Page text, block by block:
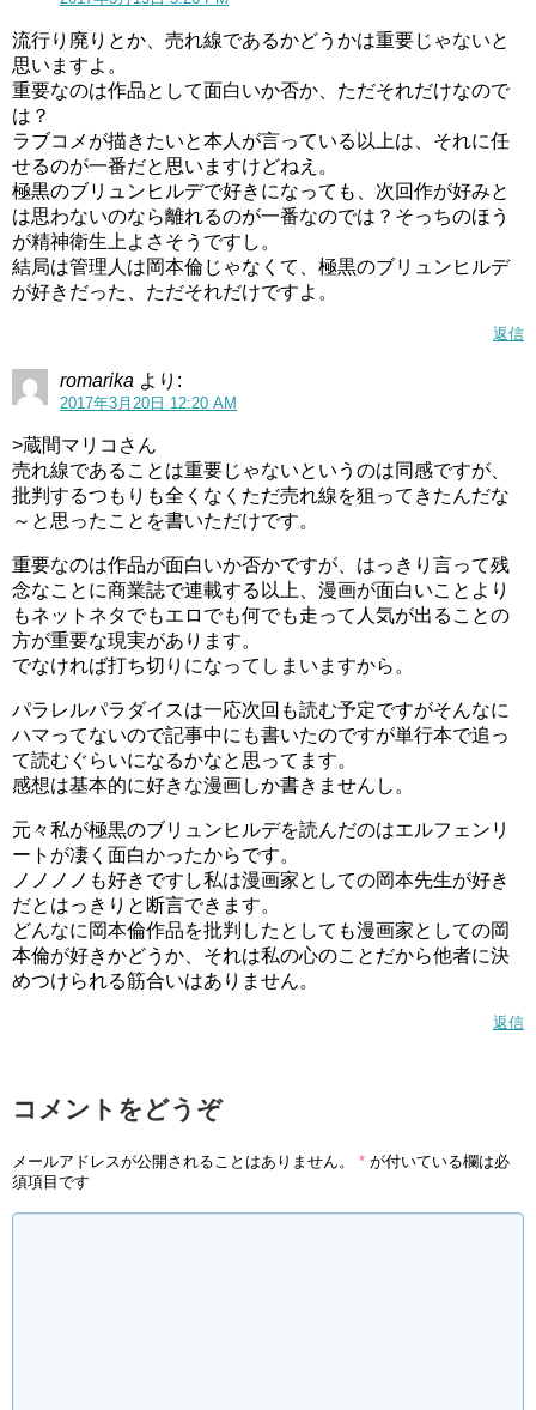
流行り廃りとか、売れ線であるかどうかは重要じゃないと
思いますよ。
重要なのは作品として面白いか否か、ただそれだけなので
は？
ラブコメが描きたいと本人が言っている以上は、それに任
せるのが一番だと思いますけどねえ。
極黒のブリュンヒルデで好きになっても、次回作が好みと
は思わないのなら離れるのが一番なのでは？そっちのほう
が精神衛生上よさそうですし。
結局は管理人は岡本倫じゃなくて、極黒のブリュンヒルデ
が好きだった、ただそれだけですよ。
返信
romarika より:
2017年3月20日 12:20 AM
>蔵間マリコさん
売れ線であることは重要じゃないというのは同感ですが、
批判するつもりも全くなくただ売れ線を狙ってきたんだな
～と思ったことを書いただけです。
重要なのは作品が面白いか否かですが、はっきり言って残
念なことに商業誌で連載する以上、漫画が面白いことより
もネットネタでもエロでも何でも走って人気が出ることの
方が重要な現実があります。
でなければ打ち切りになってしまいますから。
パラレルパラダイスは一応次回も読む予定ですがそんなに
ハマってないので記事中にも書いたのですが単行本で追っ
て読むぐらいになるかなと思ってます。
感想は基本的に好きな漫画しか書きませんし。
元々私が極黒のブリュンヒルデを読んだのはエルフェンリ
ートが凄く面白かったからです。
ノノノノも好きですし私は漫画家としての岡本先生が好き
だとはっきりと断言できます。
どんなに岡本倫作品を批判したとしても漫画家としての岡
本倫が好きかどうか、それは私の心のことだから他者に決
めつけられる筋合いはありません。
返信
コメントをどうぞ
メールアドレスが公開されることはありません。 * が付いている欄は必
須項目です